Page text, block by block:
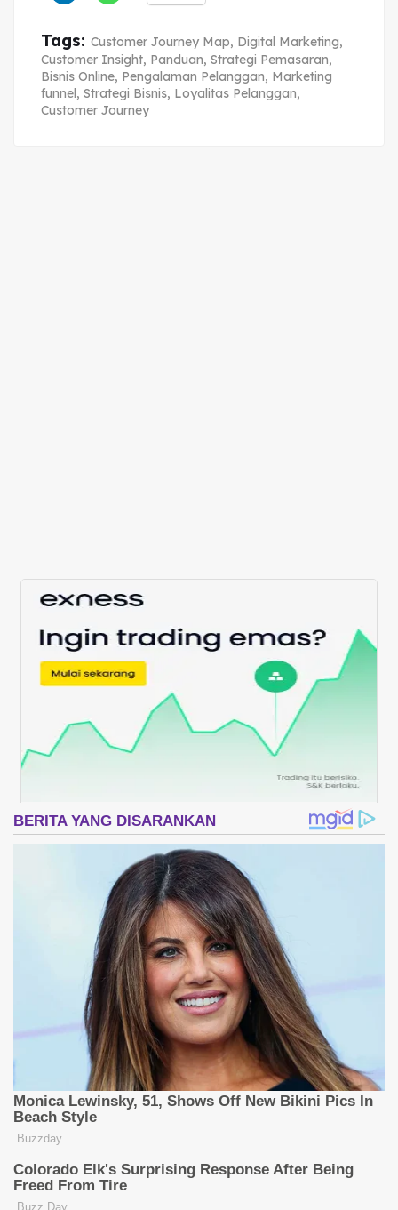
Tags: Customer Journey Map, Digital Marketing,
Customer Insight, Panduan, Strategi Pemasaran,
Bisnis Online, Pengalaman Pelanggan, Marketing
funnel, Strategi Bisnis, Loyalitas Pelanggan,
Customer Journey